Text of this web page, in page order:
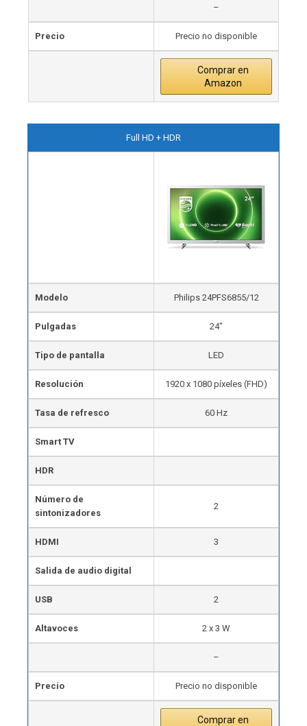
–
Precio Precio no disponible
Comprar en
Amazon
Full HD + HDR
Modelo Philips 24PFS6855/12
Pulgadas 24″
Tipo de pantalla LED
Resolución 1920 x 1080 píxeles (FHD)
Tasa de refresco 60 Hz
Smart TV
HDR
Número de
sintonizadores
2
HDMI 3
Salida de audio digital
USB 2
Altavoces 2 x 3 W
–
Precio Precio no disponible
Comprar en